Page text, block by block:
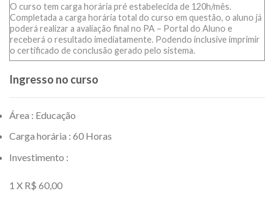
O curso tem carga horária pré estabelecida de 120h/mês.
Completada a carga horária total do curso em questão, o aluno já
poderá realizar a avaliação final no PA – Portal do Aluno e
receberá o resultado imediatamente. Podendo inclusive imprimir
o certificado de conclusão gerado pelo sistema.
Ingresso no curso
Área : Educação
Carga horária : 60 Horas
Investimento :
1 X R$ 60,00